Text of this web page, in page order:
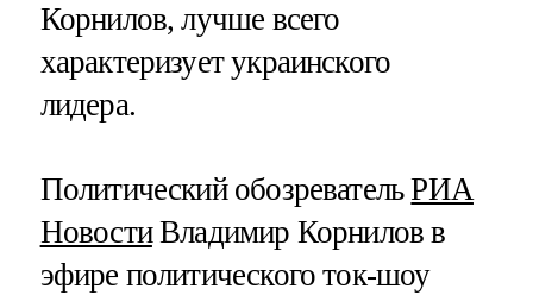
Корнилов, лучше всего
характеризует украинского
лидера.
Политический обозревательРИА
НовостиВладимир Корнилов в
эфире политического ток-шоу